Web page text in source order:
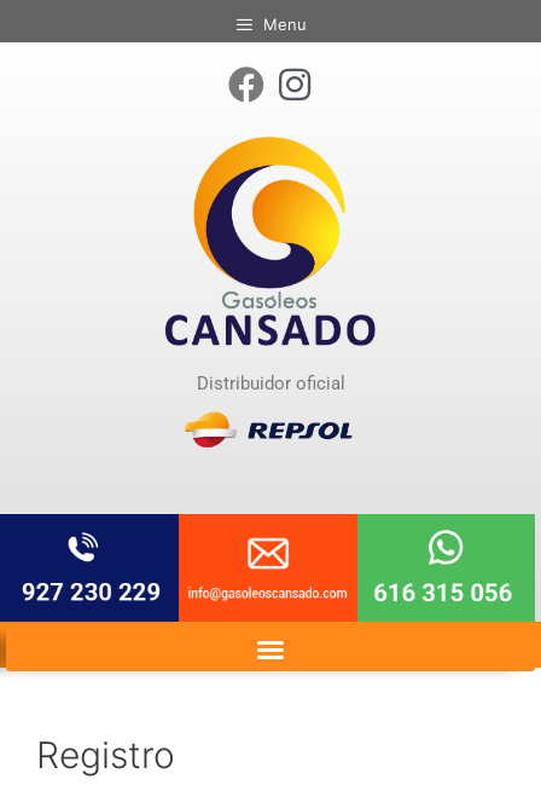
Menu
Distribuidor oficial
Registro